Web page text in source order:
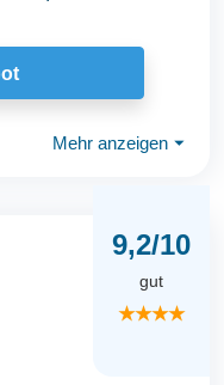
Mehr anzeigen ⏷
9,2/10
gut
★★★★